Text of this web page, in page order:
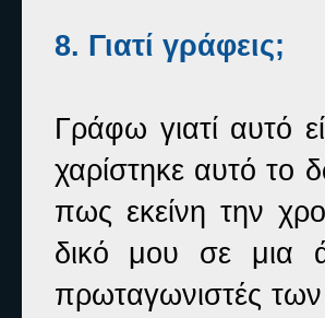
8. Γιατί γράφεις;
Γράφω γιατί αυτό
χαρίστηκε αυτό το
πως εκείνη την
δικό μου σε μια
πρωταγωνιστές των